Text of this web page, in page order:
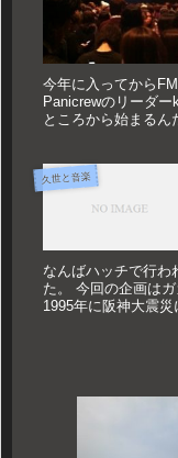
今年に入ってから
Panicrewのリーダ
ところから始まる
久世と音楽
なんばハッチで行わ
た。 今回の企画は
1995年に阪神大震